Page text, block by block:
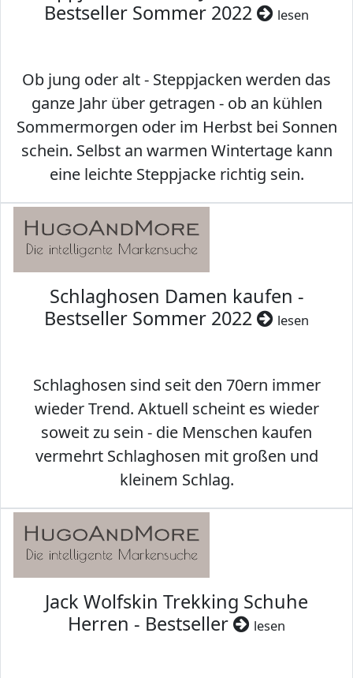
Bestseller Sommer 2022
lesen
Ob jung oder alt - Steppjacken werden das
ganze Jahr über getragen - ob an kühlen
Sommermorgen oder im Herbst bei Sonnen
schein. Selbst an warmen Wintertage kann
eine leichte Steppjacke richtig sein.
Schlaghosen Damen kaufen -
Bestseller Sommer 2022
lesen
Schlaghosen sind seit den 70ern immer
wieder Trend. Aktuell scheint es wieder
soweit zu sein - die Menschen kaufen
vermehrt Schlaghosen mit großen und
kleinem Schlag.
Jack Wolfskin Trekking Schuhe
Herren - Bestseller
lesen